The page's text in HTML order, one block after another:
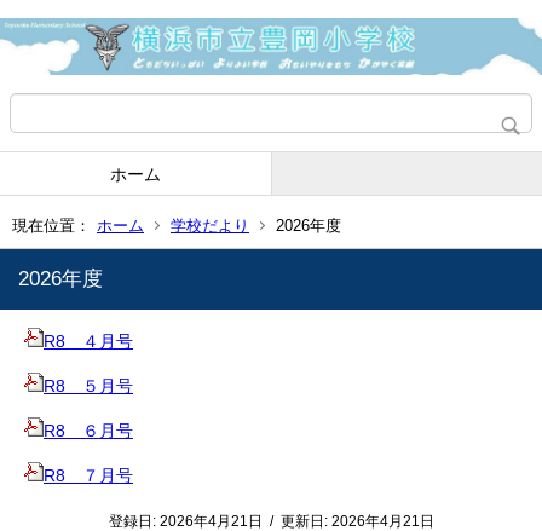
ホーム
現在位置： ホーム 学校だより 2026年度
2026年度
R8 ４月号
R8 ５月号
R8 ６月号
R8 ７月号
登録日: 2026年4月21日 / 更新日: 2026年4月21日